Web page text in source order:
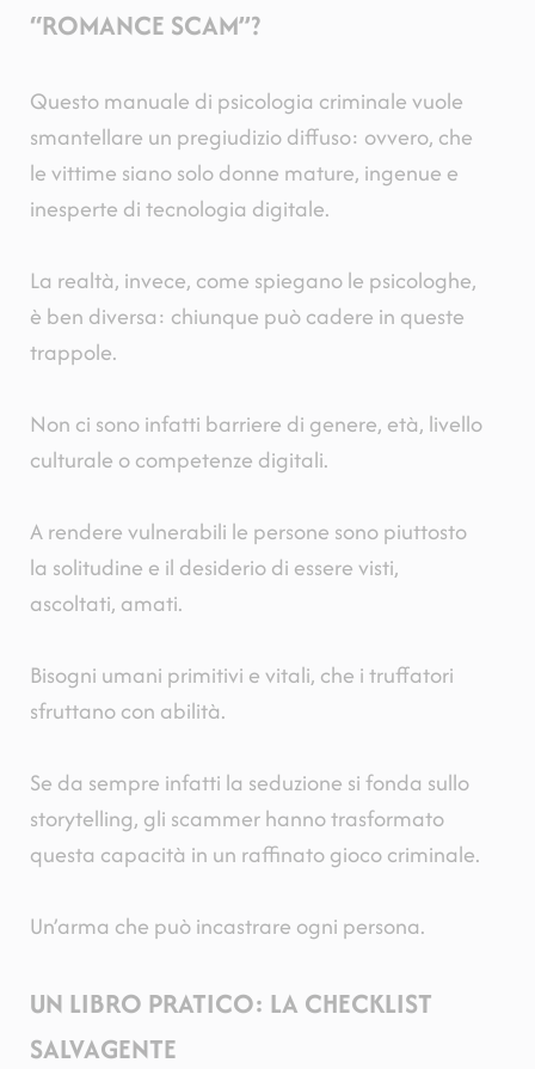
“ROMANCE SCAM”?
Questo manuale di psicologia criminale vuole
smantellare un pregiudizio diffuso: ovvero, che
le vittime siano solo donne mature, ingenue e
inesperte di tecnologia digitale.
La realtà, invece, come spiegano le psicologhe,
è ben diversa: chiunque può cadere in queste
trappole.
Non ci sono infatti barriere di genere, età, livello
culturale o competenze digitali.
A rendere vulnerabili le persone sono piuttosto
la solitudine e il desiderio di essere visti,
ascoltati, amati.
Bisogni umani primitivi e vitali, che i truffatori
sfruttano con abilità.
Se da sempre infatti la seduzione si fonda sullo
storytelling, gli scammer hanno trasformato
questa capacità in un raffinato gioco criminale.
Un’arma che può incastrare ogni persona.
UN LIBRO PRATICO: LA CHECKLIST
SALVAGENTE